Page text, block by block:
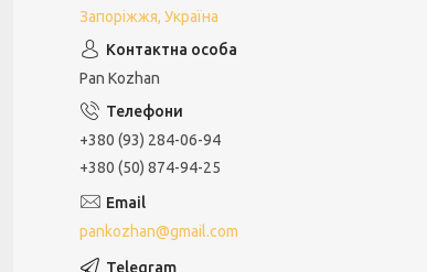
Запоріжжя, Україна
Pan Kozhan
+380 (93) 284-06-94
+380 (50) 874-94-25
pankozhan@gmail.com